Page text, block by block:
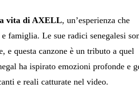
vita di AXELL, un’esperienza che
famiglia. Le sue radici senegalesi
e questa canzone è un tributo a quel
ha ispirato emozioni profonde e
e reali catturate nel video.